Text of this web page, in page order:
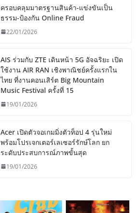
ครอบคลุมมาตรฐานสินค้า-แข่งขันเป็น
ธรรม-ป้องกัน Online Fraud
22/01/2026
AIS ร่วมกับ ZTE เดินหน้า 5G อัจฉริยะ เปิด
ใช้งาน AIR RAN เชิงพาณิชย์ครั้งแรกใน
ไทย ที่งานคอนเสิร์ต Big Mountain
Music Festival ครั้งที่ 15
19/01/2026
Acer เปิดตัวจอเกมมิ่งตัวท็อป 4 รุ่นใหม่
พร้อมโปรเจกเตอร์เลเซอร์รักษ์โลก ยก
ระดับประสบการณ์ภาพขั้นสุด
19/01/2026